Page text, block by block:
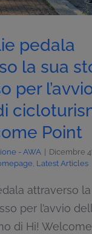
pedala
la sua
per
Point
- AWA
Dicembre
, Latest Articles
attraverso
per l’avvio
di Hi!